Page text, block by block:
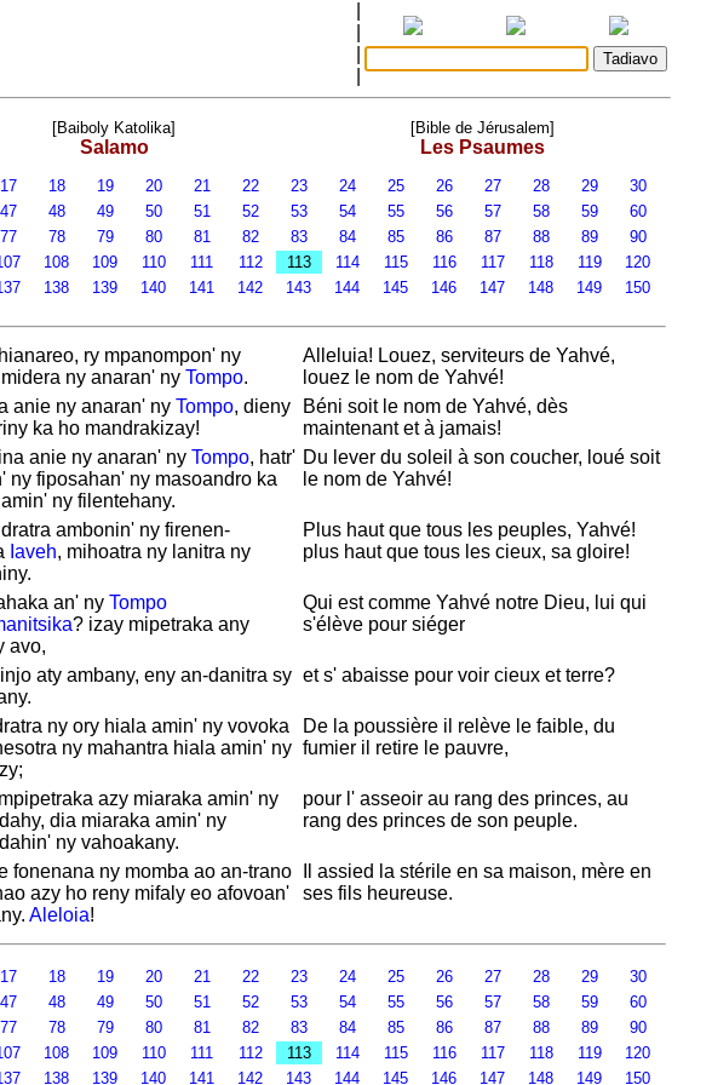
[Baiboly Katolika]
Salamo
[Bible de Jérusalem]
Les Psaumes
17 18 19 20 21 22 23 24 25 26 27 28 29
30
47 48 49 50 51 52 53 54 55 56 57 58 59
60
77 78 79 80 81 82 83 84 85 86 87 88 89
90
108 109 110 111 112 113 114 115 116 117 118 119
120
138 139 140 141 142 143 144 145 146 147 148 149 150
ry mpanompon' ny
ny anaran' ny Tompo.
Alleluia! Louez, serviteurs de Yahvé,
louez le nom de Yahvé!
anie ny anaran' ny Tompo, dieny
ka ho mandrakizay!
Béni soit le nom de Yahvé, dès
maintenant et à jamais!
anie ny anaran' ny Tompo, hatr'
ny fiposahan' ny masoandro ka
ny filentehany.
Du lever du soleil à son coucher, loué soit
le nom de Yahvé!
ambonin' ny firenen-
Iaveh, mihoatra ny lanitra ny
Plus haut que tous les peuples, Yahvé!
plus haut que tous les cieux, sa gloire!
an' ny Tompo
? izay mipetraka any
avo,
Qui est comme Yahvé notre Dieu, lui qui
s'élève pour siéger
aty ambany, eny an-danitra sy et s' abaisse pour voir cieux et terre?
ny ory hiala amin' ny vovoka
ny mahantra hiala amin' ny
De la poussière il relève le faible, du
fumier il retire le pauvre,
azy miaraka amin' ny
dia miaraka amin' ny
ny vahoakany.
pour l' asseoir au rang des princes, au
rang des princes de son peuple.
fonenana ny momba ao an-trano
azy ho reny mifaly eo afovoan'
Aleloia!
Il assied la stérile en sa maison, mère en
ses fils heureuse.
17 18 19 20 21 22 23 24 25 26 27 28 29
30
47 48 49 50 51 52 53 54 55 56 57 58 59
60
77 78 79 80 81 82 83 84 85 86 87 88 89
90
108 109 110 111 112 113 114 115 116 117 118 119
120
138 139 140 141 142 143 144 145 146 147 148 149 150